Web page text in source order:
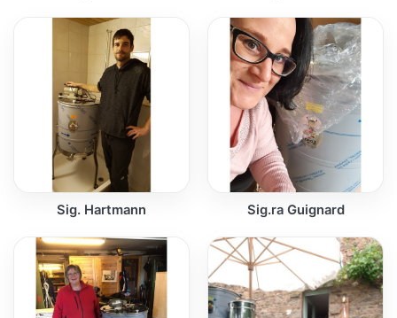
Sig. Hartmann Sig.ra Guignard